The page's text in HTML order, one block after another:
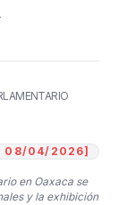
08/04/2026]
en Oaxaca se
y la exhibición